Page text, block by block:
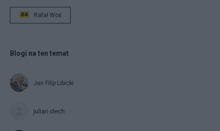
Rafał Woś
Blogi na ten temat
Jan Filip Libicki
julian olech